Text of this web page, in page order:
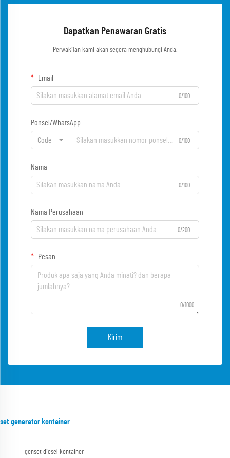
Dapatkan Penawaran Gratis
Perwakilan kami akan segera menghubungi Anda.
Email
0/100
Ponsel/WhatsApp
Code 0/100
Nama
0/100
Nama Perusahaan
0/200
Pesan
0/1000
Kirim
set generator kontainer
genset diesel kontainer